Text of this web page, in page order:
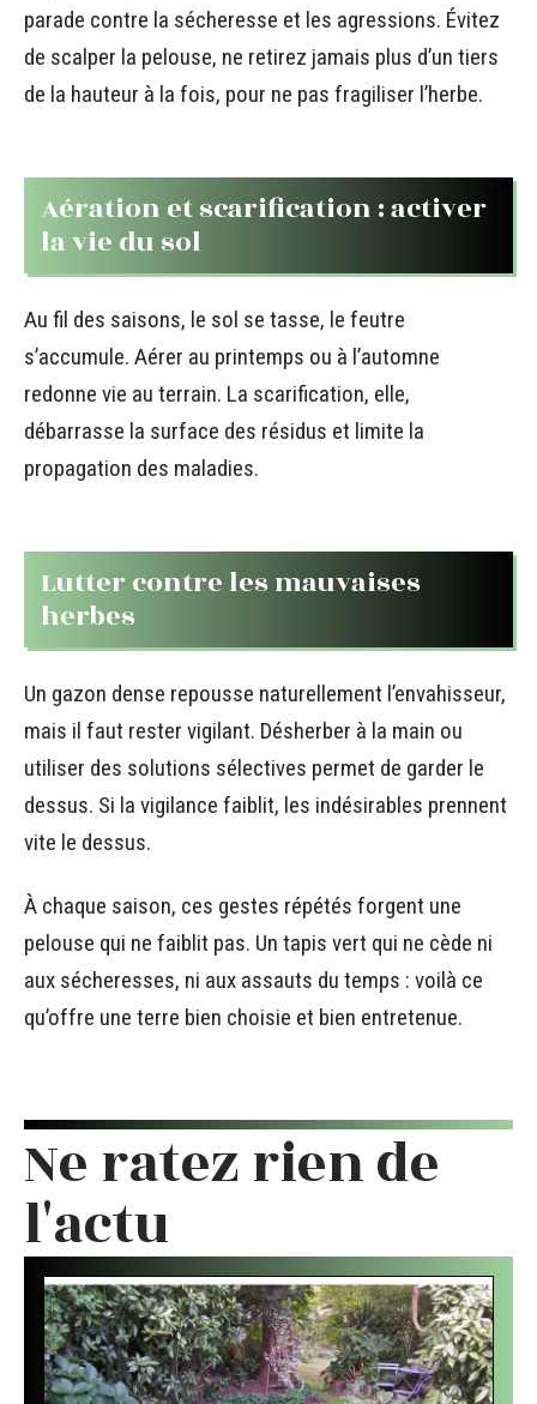
parade contre la sécheresse et les agressions. Évitez
de scalper la pelouse, ne retirez jamais plus d’un tiers
de la hauteur à la fois, pour ne pas fragiliser l’herbe.
Aération et scarification : activer
la vie du sol
Au fil des saisons, le sol se tasse, le feutre
s’accumule. Aérer au printemps ou à l’automne
redonne vie au terrain. La scarification, elle,
débarrasse la surface des résidus et limite la
propagation des maladies.
Lutter contre les mauvaises
herbes
Un gazon dense repousse naturellement l’envahisseur,
mais il faut rester vigilant. Désherber à la main ou
utiliser des solutions sélectives permet de garder le
dessus. Si la vigilance faiblit, les indésirables prennent
vite le dessus.
À chaque saison, ces gestes répétés forgent une
pelouse qui ne faiblit pas. Un tapis vert qui ne cède ni
aux sécheresses, ni aux assauts du temps : voilà ce
qu’offre une terre bien choisie et bien entretenue.
Ne ratez rien de
l'actu